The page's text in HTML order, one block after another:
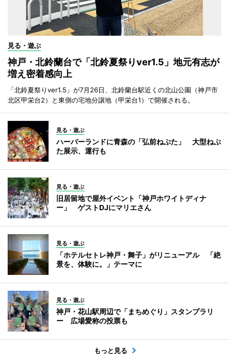
見る・遊ぶ
神戸・北鈴蘭台で「北鈴夏祭りver1.5」地元有志が
増え密着感向上
「北鈴夏祭りver1.5」が7月26日、北鈴蘭台駅近くの北山公園（神戸市
北区甲栄台2）と東側の宅地分譲地（甲栄台1）で開催される。
見る・遊ぶ
ハーバーランドに青森の「弘前ねぷた」 大型ねぷ
た展示、運行も
見る・遊ぶ
旧居留地で屋外イベント「神戸ホワイトディナ
ー」 ゲストDJにマリエさん
見る・遊ぶ
「ホテルセトレ神戸・舞子」がリニューアル 「絶
景を、体験に。」テーマに
見る・遊ぶ
神戸・花山駅周辺で「まちめぐり」スタンプラリ
ー 広場愛称の投票も
もっと見る